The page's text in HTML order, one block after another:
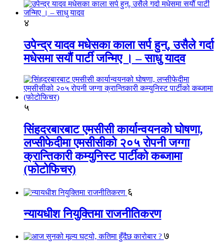
४
उपेन्द्र यादव मधेसका काला सर्प हुन्, उसैले गर्दा
मधेसमा सयौं पार्टी जन्मिए । – साधु यादव
५
सिंहदरबारबाट एमसीसी कार्यान्वयनको घोषणा,
लप्सीफेदीमा एमसीसीको २०५ रोपनी जग्गा
क्रान्तिकारी कम्युनिस्ट पार्टीको कब्जामा
(फोटोफिचर)
६
न्यायधीश नियुक्तिमा राजनीतिकरण
७